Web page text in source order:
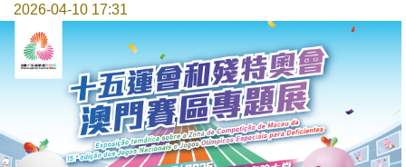
2026-04-10 17:31